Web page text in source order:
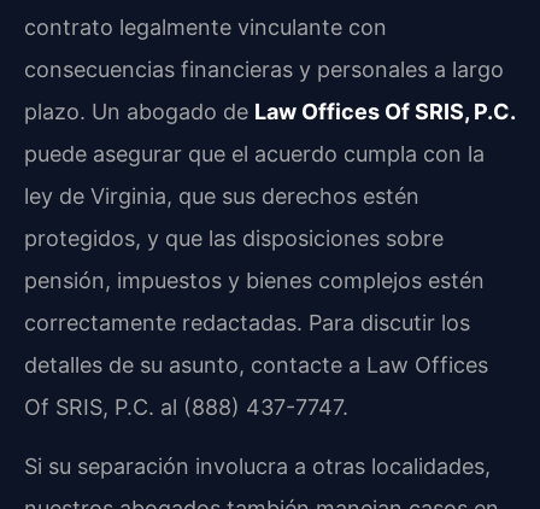
contrato legalmente vinculante con
consecuencias financieras y personales a largo
plazo. Un abogado de Law Offices Of SRIS, P.C.
puede asegurar que el acuerdo cumpla con la
ley de Virginia, que sus derechos estén
protegidos, y que las disposiciones sobre
pensión, impuestos y bienes complejos estén
correctamente redactadas. Para discutir los
detalles de su asunto, contacte a Law Offices
Of SRIS, P.C. al (888) 437-7747.
Si su separación involucra a otras localidades,